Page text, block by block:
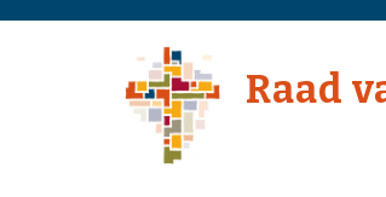
Skip
Raad